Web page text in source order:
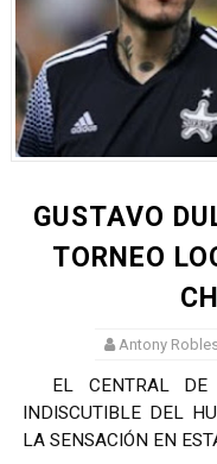
GUSTAVO
TORNEO
Antony
EL CENTRAL DE
INDISCUTIBLE DEL
LA SENSACIÓN EN